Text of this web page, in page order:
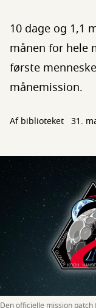
10 dage og 1,1
månen for hele
første
månemission.
Af biblioteket 31.
Den officielle mission